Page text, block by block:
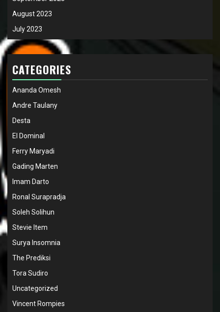
August 2023
July 2023
CATEGORIES
Ananda Omesh
Andre Taulany
Desta
El Dominal
Ferry Maryadi
Gading Marten
Imam Darto
Ronal Surapradja
Soleh Solihun
Stevie Item
Surya Insomnia
The Prediksi
Tora Sudiro
Uncategorized
Vincent Rompies